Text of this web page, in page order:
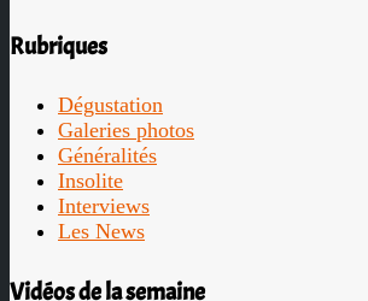
Rubriques
Dégustation
Galeries photos
Généralités
Insolite
Interviews
Les News
Vidéos de la semaine